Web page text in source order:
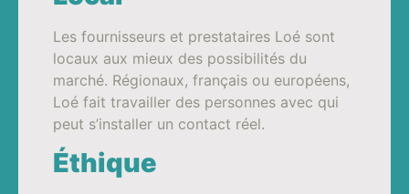
Les fournisseurs et prestataires Loé sont
locaux aux mieux des possibilités du
marché. Régionaux, français ou européens,
Loé fait travailler des personnes avec qui
peut s’installer un contact réel.
Éthique